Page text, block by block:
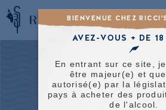
BIENVENUE CHEZ
AVEZ-VOUS + DE
En entrant sur ce site,
être majeur(e) et
autorisé(e) par la
pays à acheter des
de l'alcool.